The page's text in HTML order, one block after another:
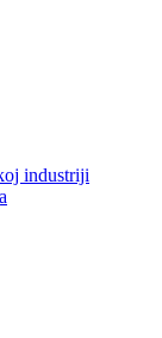
industriji